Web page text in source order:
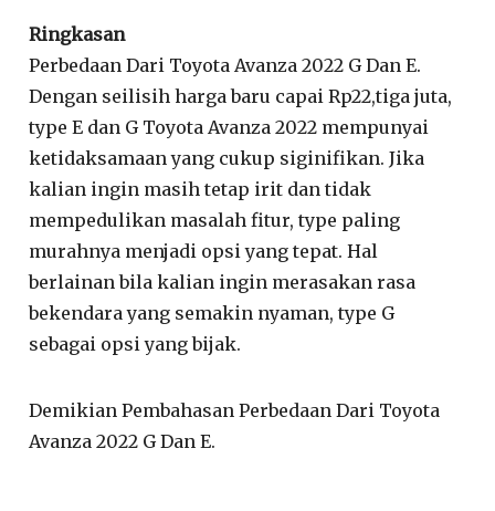
Ringkasan
Perbedaan Dari Toyota Avanza 2022 G Dan E.
Dengan seilisih harga baru capai Rp22,tiga juta,
type E dan G Toyota Avanza 2022 mempunyai
ketidaksamaan yang cukup siginifikan. Jika
kalian ingin masih tetap irit dan tidak
mempedulikan masalah fitur, type paling
murahnya menjadi opsi yang tepat. Hal
berlainan bila kalian ingin merasakan rasa
bekendara yang semakin nyaman, type G
sebagai opsi yang bijak.
Demikian Pembahasan Perbedaan Dari Toyota
Avanza 2022 G Dan E.